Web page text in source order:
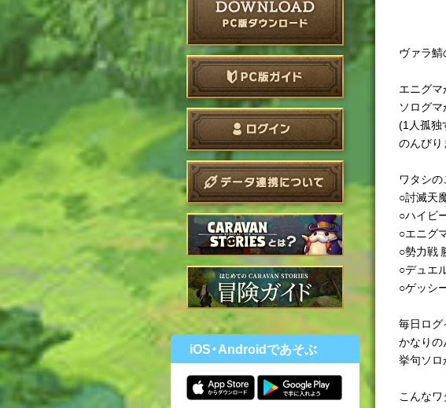
iOS・Androidであそぶ
ヴァラ
エニグ
ソログ
(1人孤独
のんび
ワタシの
○討滅天
○ハイビ
○エニグ
○勢力戦
○デュエ
○ゲッシ
毎日ログ
かなり
挙句ソロ
こんな